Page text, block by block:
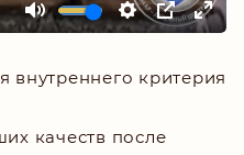
критерия
качеств после